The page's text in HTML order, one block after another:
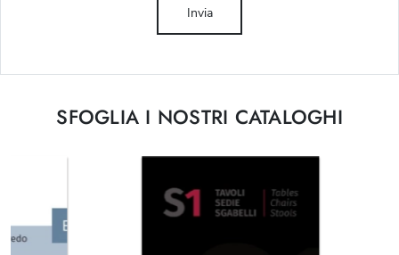
SFOGLIA I NOSTRI CATALOGHI
Invia